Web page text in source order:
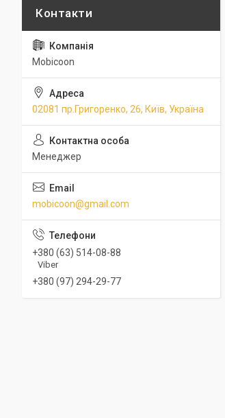
Mobicoon
02081 пр.Григоренко, 26, Київ, Україна
Менеджер
mobicoon@gmail.com
+380 (63) 514-08-88
Viber
+380 (97) 294-29-77